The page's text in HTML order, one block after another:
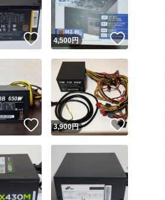
いいね！
4,500円 いいね！
いいね！
3,900円 いいね！